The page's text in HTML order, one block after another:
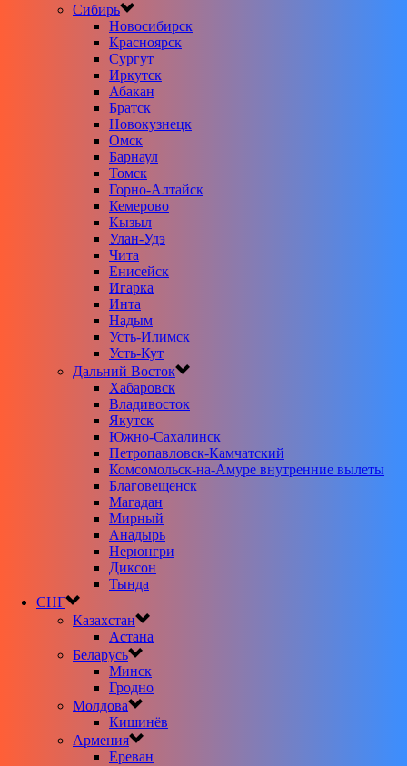
Сибирь
Новосибирск
Красноярск
Сургут
Иркутск
Абакан
Братск
Новокузнецк
Омск
Барнаул
Томск
Горно-Алтайск
Кемерово
Кызыл
Улан-Удэ
Чита
Енисейск
Игарка
Инта
Надым
Усть-Илимск
Усть-Кут
Дальний Восток
Хабаровск
Владивосток
Якутск
Южно-Сахалинск
Петропавловск-Камчатский
Комсомольск-на-Амуре внутренние вылеты
Благовещенск
Магадан
Мирный
Анадырь
Нерюнгри
Диксон
Тында
СНГ
Казахстан
Астана
Беларусь
Минск
Гродно
Молдова
Кишинёв
Армения
Ереван